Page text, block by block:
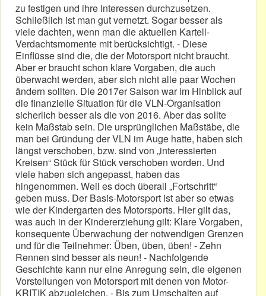
zu festigen und ihre Interessen durchzusetzen.
Schließlich ist man gut vernetzt. Sogar besser als
viele dachten, wenn man die aktuellen Kartell-
Verdachtsmomente mit berücksichtigt. - Diese
Einflüsse sind die, die der Motorsport nicht braucht.
Aber er braucht schon klare Vorgaben, die auch
überwacht werden, aber sich nicht alle paar Wochen
ändern sollten. Die 2017er Saison war im Hinblick auf
die finanzielle Situation für die VLN-Organisation
sicherlich besser als die von 2016. Aber das sollte
kein Maßstab sein. Die ursprünglichen Maßstäbe, die
man bei Gründung der VLN im Auge hatte, haben sich
längst verschoben, bzw. sind von „interessierten
Kreisen“ Stück für Stück verschoben worden. Und
viele haben sich angepasst, haben das
hingenommen. Weil es doch überall „Fortschritt“
geben muss. Der Basis-Motorsport ist aber so etwas
wie der Kindergarten des Motorsports. Hier gilt das,
was auch in der Kindererziehung gilt: Klare Vorgaben,
konsequente Überwachung der notwendigen Grenzen
und für die Teilnehmer: Üben, üben, üben! - Zehn
Rennen sind besser als neun! - Nachfolgende
Geschichte kann nur eine Anregung sein, die eigenen
Vorstellungen von Motorsport mit denen von Motor-
KRITIK abzugleichen. - Bis zum Umschalten auf